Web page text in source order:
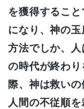
を獲得するこ
になり、神の
方法でしか、
の時代が終わ
際、神は救い
人間の不従順